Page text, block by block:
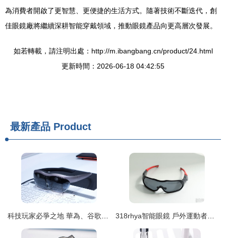
為消費者開啟了更智慧、更便捷的生活方式。隨著技術不斷迭代，創
佳眼鏡廠將繼續深耕智能穿戴領域，推動眼鏡產品向更高層次發展。
如若轉載，請注明出處：http://m.ibangbang.cn/product/24.html
更新時間：2026-06-18 04:42:55
最新產品 Product